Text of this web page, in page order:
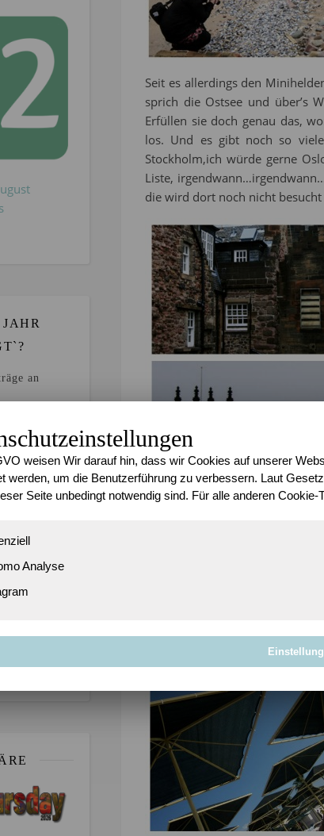
an
oder?
31/2026
–
Seit es allerdings den
sprich die Ostsee und über’s
Erfüllen sie doch genau das,
los. Und es gibt noch so
Stockholm,ich würde gerne
Liste,
die wird dort noch nicht
Wenn es um das Reisen
wenn wir verreisen, kaufe
haben doch Navi im Handy,
super orientieren. Ich möchte
viele wertvolle Informationen
weisen Wir darauf hin, dass wir Cookies auf unserer
werden, um die Benutzerführung zu verbessern. Laut
Seite unbedingt notwendig sind. Für alle anderen
Analyse